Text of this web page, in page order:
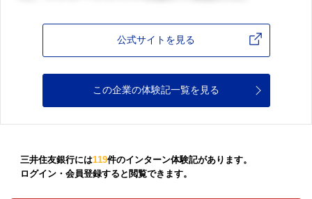
公式サイトを見る
この企業の体験記一覧を見る
三井住友銀行には119件のインターン体験記があります。
ログイン・会員登録すると閲覧できます。